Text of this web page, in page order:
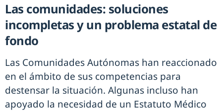
Las comunidades: soluciones
incompletas y un problema estatal de
fondo
Las Comunidades Autónomas han reaccionado
en el ámbito de sus competencias para
destensar la situación. Algunas incluso han
apoyado la necesidad de un Estatuto Médico